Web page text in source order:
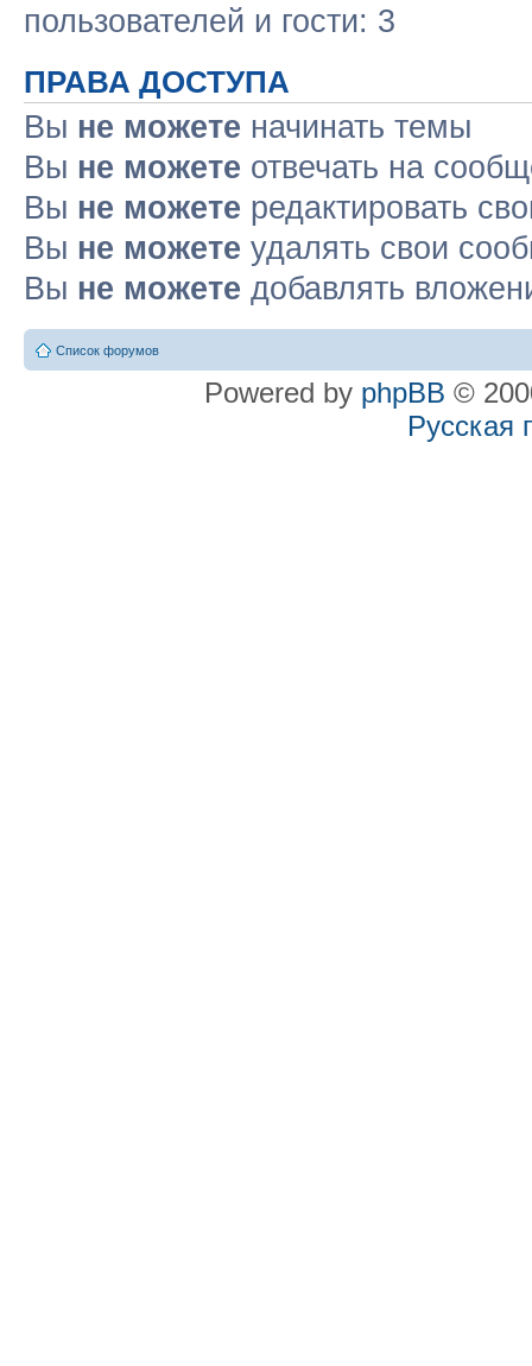
пользователей и гости: 3
ПРАВА ДОСТУПА
Вы не можете начинать темы
Вы не можете отвечать на
Вы не можете редактировать
Вы не можете удалять свои
Вы не можете добавлять
Список форумов
Powered by phpBB ©
Русская